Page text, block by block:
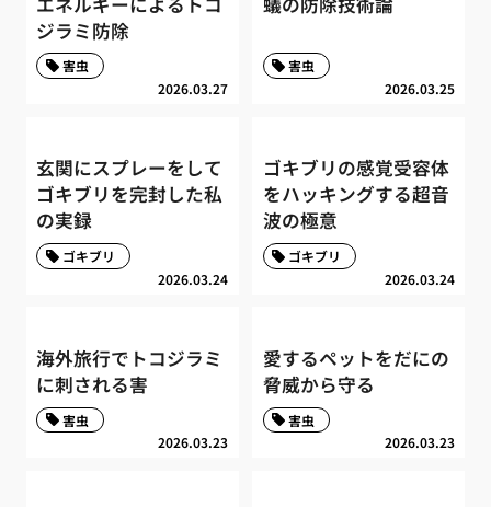
ジラミ防除
2026.03.27
害虫
2026.03.25
害虫
玄関にスプレーをして
ゴキブリを完封した私
の実録
2026.03.24
ゴキブリ
ゴキブリの感覚受容体
をハッキングする超音
波の極意
2026.03.24
ゴキブリ
海外旅行でトコジラミ
に刺される害
2026.03.23
害虫
愛するペットをだにの
脅威から守る
2026.03.23
害虫